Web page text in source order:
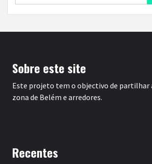
Sobre este site
Este projeto tem o objectivo de partilhar
zona de Belém e arredores.
Recentes